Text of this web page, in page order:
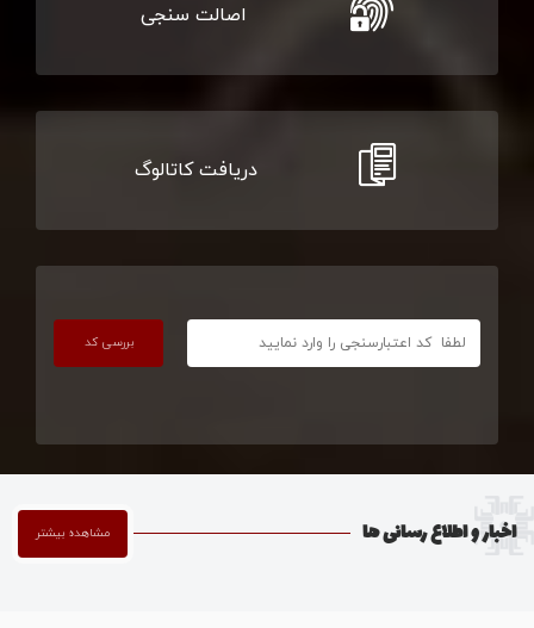
اصالت سنجی
بررسی کد
دریافت کاتالوگ
اخبار و اطلاع رسانی ها مشاهده بیشتر